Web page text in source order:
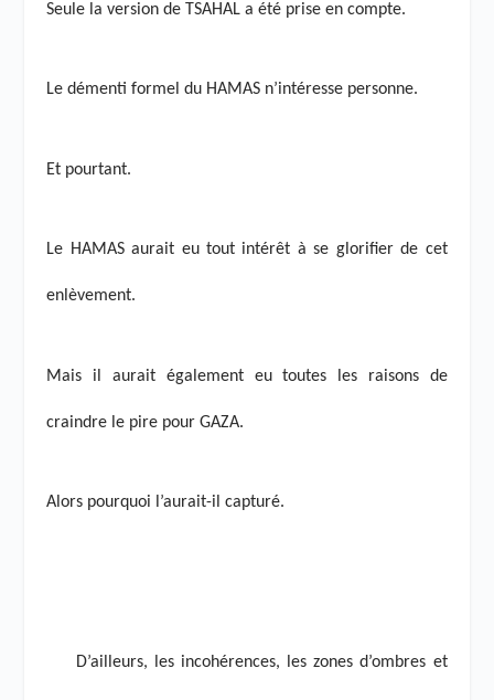
Seule la version de TSAHAL a été prise en compte.
Le démenti formel du HAMAS n’intéresse personne.
Et pourtant.
Le HAMAS aurait eu tout intérêt à se glorifier de cet
enlèvement.
Mais il aurait également eu toutes les raisons de
craindre le pire pour GAZA.
Alors pourquoi l’aurait-il capturé.
D’ailleurs, les incohérences, les zones d’ombres et